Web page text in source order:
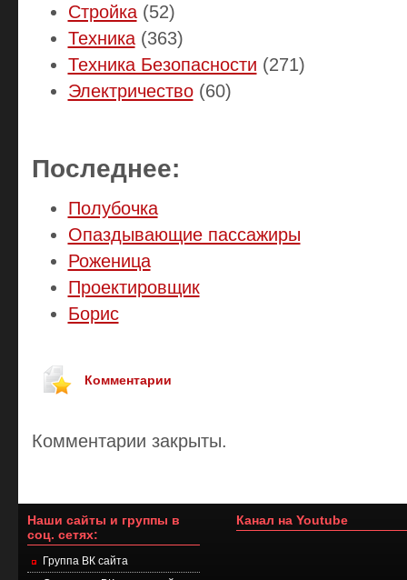
Стройка(52)
Техника(363)
Техника Безопасности (271)
Электричество(60)
Последнее:
Полубочка
Опаздывающие пассажиры
Роженица
Проектировщик
Борис
Комментарии
Комментарии закрыты.
Наши сайты и группы в
соц. сетях:
Группа ВК сайта
Канал на Youtube